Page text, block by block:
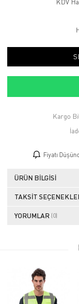
Kargo
Fiyatı
ÜRÜN BILGISI
TAKSIT
YORUMLAR (0)